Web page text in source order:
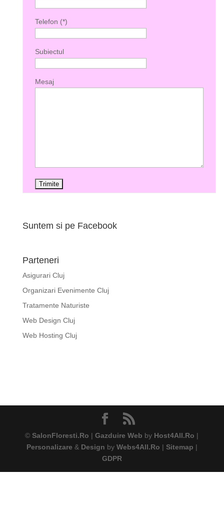
Telefon (*)
Subiectul
Mesaj
Suntem si pe Facebook
Parteneri
Asigurari Cluj
Organizari Evenimente Cluj
Tratamente Naturiste
Web Design Cluj
Web Hosting Cluj
©SalonFloresti.Ro |Gazduire Web by Host4All.Ro |
Personalizare & Design by Webs4All.Ro | Sitemap |
GDPR